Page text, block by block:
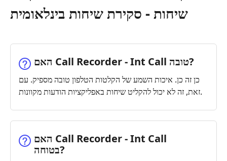
שיחות - סקירת שיחות בינלאומית
האם Call Recorder - Int Call טובה?
כן זה כן. איכות השמע של הקלטות הטלפון טובה מספיק. עם
זאת, זה לא יכול להקליט שיחות באפליקציות הודעות מקוונות.
האם Call Recorder - Int Call
בטוחה?